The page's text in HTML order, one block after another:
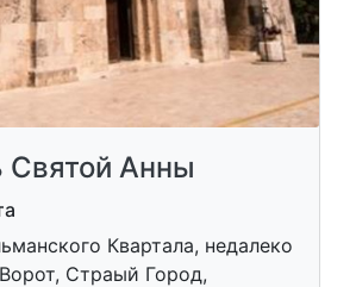
Святой Анны
Квартала, недалеко
Страый Город,